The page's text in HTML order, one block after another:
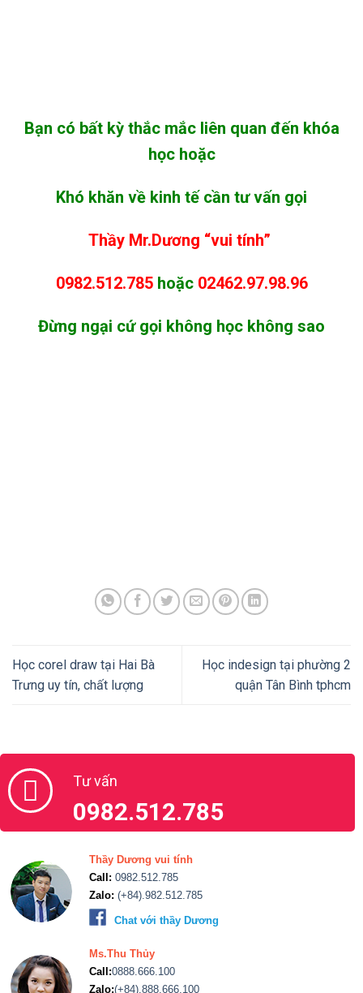
Bạn có bất kỳ thắc mắc liên quan đến khóa
học hoặc
Khó khăn về kinh tế cần tư vấn gọi
Thầy Mr.Dương “vui tính”
0982.512.785 hoặc 02462.97.98.96
Đừng ngại cứ gọi không học không sao
Học corel draw tại Hai Bà
Trưng uy tín, chất lượng
Học indesign tại phường 2
quận Tân Bình tphcm
Tư vấn
0982.512.785
Thầy Dương vui tính
Call: 0982.512.785
Zalo: (+84).982.512.785
Chat với thầy Dương
Ms.Thu Thủy
Call:0888.666.100
Zalo:(+84).888.666.100